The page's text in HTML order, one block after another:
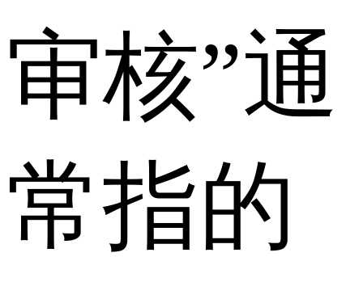
审核”通
常指的